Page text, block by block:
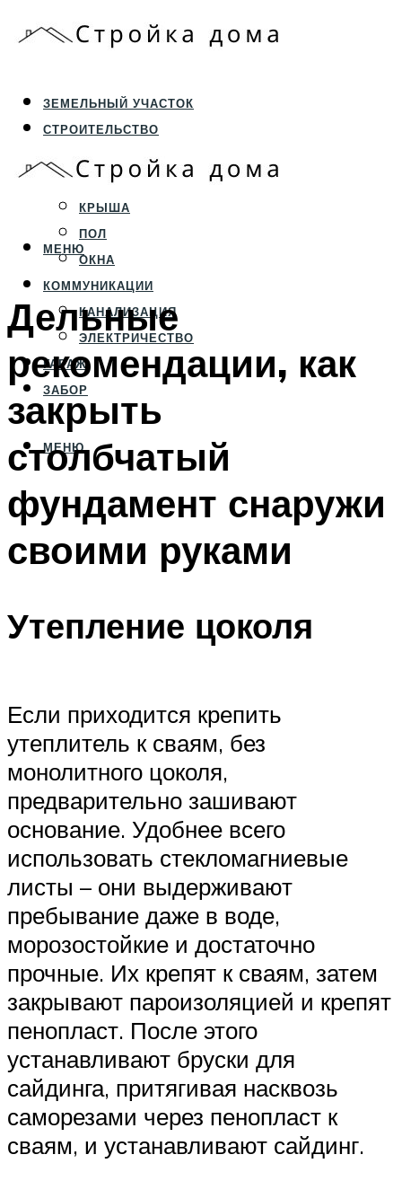
ЗЕМЕЛЬНЫЙ УЧАСТОК
СТРОИТЕЛЬСТВО
ФУНДАМЕНТ И ЦОКОЛЬ
ПЕРЕКРЫТИЯ И СТЕНЫ
КРЫША
ПОЛ
ОКНА
КОММУНИКАЦИИ
КАНАЛИЗАЦИЯ
ЭЛЕКТРИЧЕСТВО
ГАРАЖ
ЗАБОР
МЕНЮ
МЕНЮ
Дельные
рекомендации, как
закрыть
столбчатый
фундамент снаружи
своими руками
Утепление цоколя
Если приходится крепить
утеплитель к сваям, без
монолитного цоколя,
предварительно зашивают
основание. Удобнее всего
использовать стекломагниевые
листы – они выдерживают
пребывание даже в воде,
морозостойкие и достаточно
прочные. Их крепят к сваям, затем
закрывают пароизоляцией и крепят
пенопласт. После этого
устанавливают бруски для
сайдинга, притягивая насквозь
саморезами через пенопласт к
сваям, и устанавливают сайдинг.